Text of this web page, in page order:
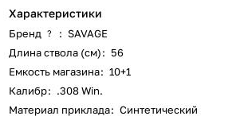
Характеристики
Бренд ? : SAVAGE
Длина ствола (см): 56
Емкость магазина: 10+1
Калибр: .308 Win.
Материал приклада: Синтетический